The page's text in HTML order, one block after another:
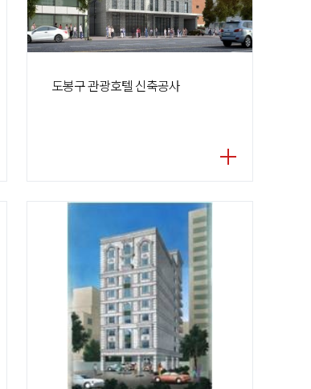
도봉구 관광호텔 신축공사